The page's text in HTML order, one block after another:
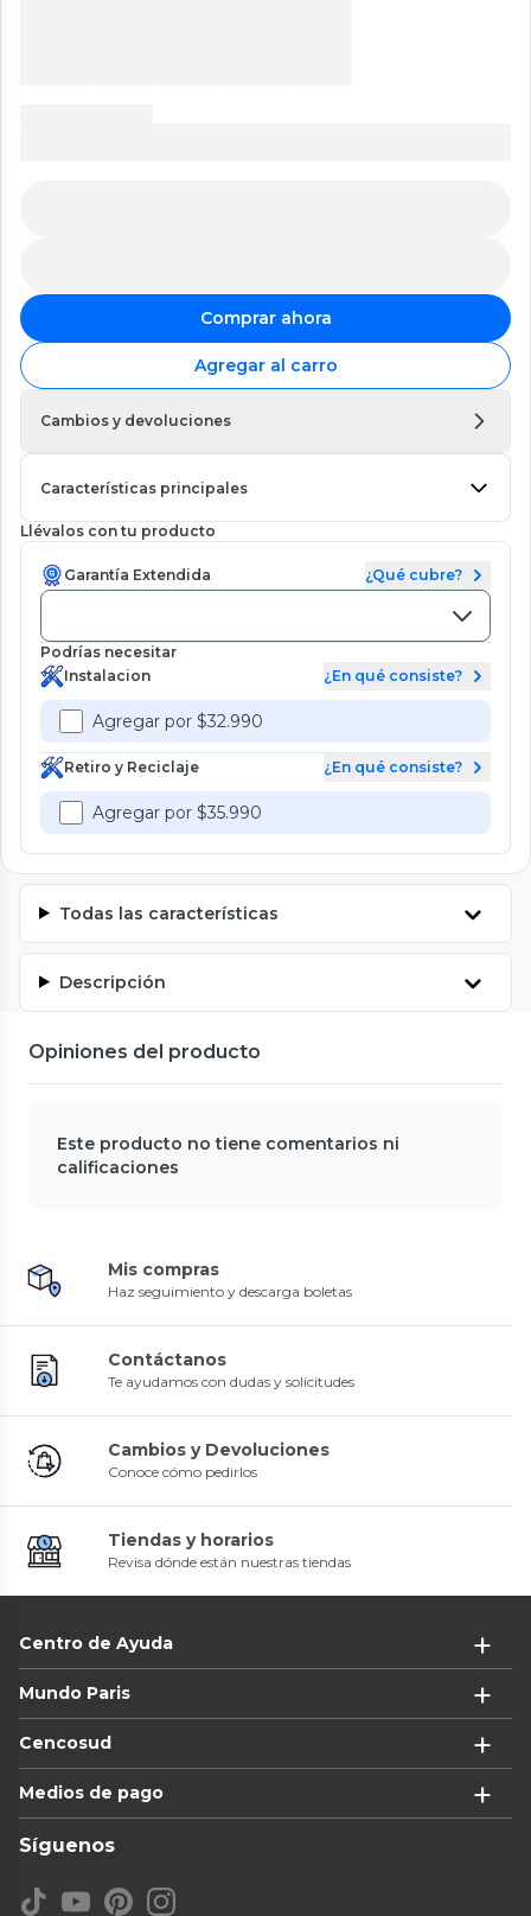
Comprar ahora
Agregar al carro
Cambios y devoluciones
Características principales
Llévalos con tu producto
Garantía Extendida ¿Qué cubre?
Podrías necesitar
Instalacion
¿En qué consiste?
Agregar por $32.990
Retiro y Reciclaje ¿En qué consiste?
Agregar por $35.990
Todas las características
Descripción
Opiniones del producto
Este producto no tiene comentarios ni
calificaciones
Mis compras
Haz seguimiento y descarga boletas
Contáctanos
Te ayudamos con dudas y solicitudes
Cambios y Devoluciones
Conoce cómo pedirlos
Tiendas y horarios
Revisa dónde están nuestras tiendas
Centro de Ayuda
Mundo Paris
Cencosud
Medios de pago
Síguenos